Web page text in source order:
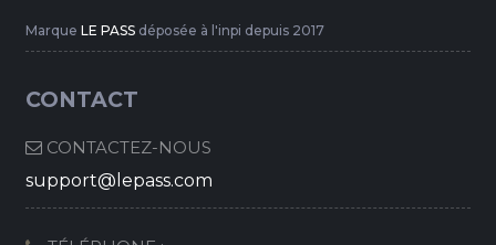
Marque LE PASSdéposée à l'inpi depuis 2017
CONTACT
CONTACTEZ-NOUS
support@lepass.com